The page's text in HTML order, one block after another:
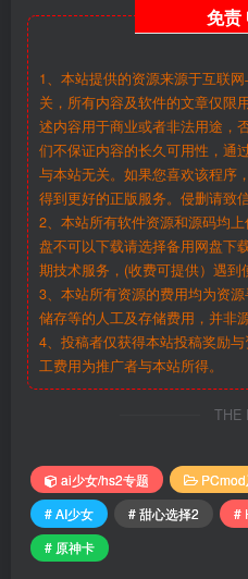
免责
1、本站提供的资源来源于互联
关，所有内容及软件的文章仅限
述内容用于商业或者非法用途，
们不保证内容的长久可用性，通
与本站无关。如果您喜欢该程序
得到更好的正版服务。侵删请致
2、本站所有软件资源和源码均
盘不可以下载请选择备用网盘下
期技术服务，(收费可提供）遇到
3、本站所有资源的费用均为资源
储存等的人工及存储费用，并非
4、投稿者仅获得本站投稿奖励
工费用为推广者与本站所得。
THE
ai少女/hs2专题
# AI少女
# 甜心选择2 #
# 原神卡